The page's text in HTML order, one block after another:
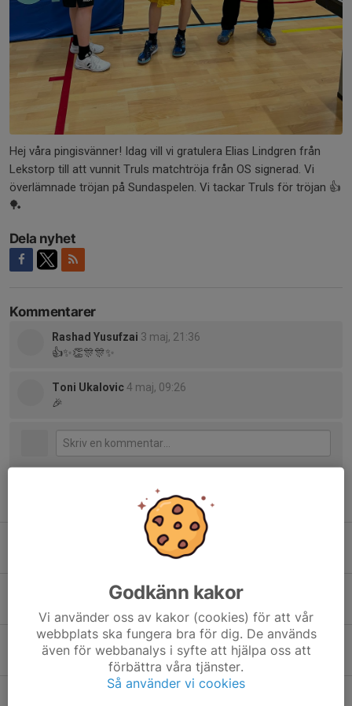
Hej våra pingisvänner! Idag vill vi gratulera Elias Lindgren från
Lekstorp till att vunnit Truls matchtröja från OS signerad. Vi
överlämnade tröjan på Sundaspelen. Vi tackar Truls för tröjan 👍
🏓
Dela nyhet
Kommentarer
Rashad Yusufzai 3 maj, 21:36
👍✨️👏🎊🎊✨️
Toni Ukalovic4 maj, 09:26
🎉
Ny sponsor på vår match tröja
Fadder förening i Indien
Domare i WTT youth Contender
10 jun, 15:25 3
Tränings läger
Godkänn kakor
Vi använder oss av kakor (cookies) för att vår
webbplats ska fungera bra för dig. De används
även för webbanalys i syfte att hjälpa oss att
förbättra våra tjänster.
Så använder vi cookies